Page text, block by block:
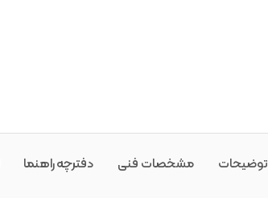
توضیحات مشخصات فنی دفترچه راهنما